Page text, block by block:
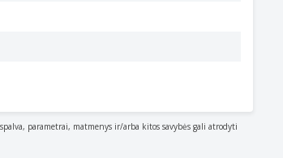
parametrai, matmenys ir/arba kitos savybės gali atrodyti